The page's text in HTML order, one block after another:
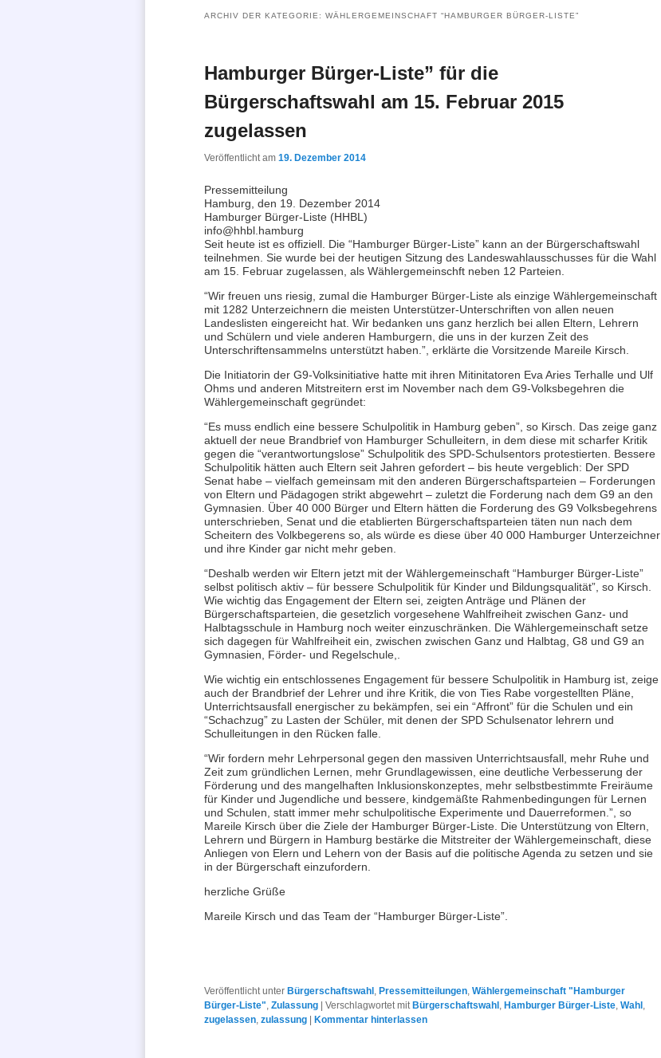
ARCHIV DER KATEGORIE:WÄHLERGEMEINSCHAFT “HAMBURGER BÜRGER-LISTE”
Hamburger Bürger-Liste” für die
Bürgerschaftswahl am 15. Februar 2015
zugelassen
Veröffentlicht am19. Dezember 2014
Pressemitteilung
Hamburg, den 19. Dezember 2014
Hamburger Bürger-Liste (HHBL)
info@hhbl.hamburg
Seit heute ist es offiziell. Die “Hamburger Bürger-Liste” kann an der Bürgerschaftswahl
teilnehmen. Sie wurde bei der heutigen Sitzung des Landeswahlausschusses für die Wahl
am 15. Februar zugelassen, als Wählergemeinschft neben 12 Parteien.
“Wir freuen uns riesig, zumal die Hamburger Bürger-Liste als einzige Wählergemeinschaft
mit 1282 Unterzeichnern die meisten Unterstützer-Unterschriften von allen neuen
Landeslisten eingereicht hat. Wir bedanken uns ganz herzlich bei allen Eltern, Lehrern
und Schülern und viele anderen Hamburgern, die uns in der kurzen Zeit des
Unterschriftensammelns unterstützt haben.”, erklärte die Vorsitzende Mareile Kirsch.
Die Initiatorin der G9-Volksinitiative hatte mit ihren Mitinitatoren Eva Aries Terhalle und Ulf
Ohms und anderen Mitstreitern erst im November nach dem G9-Volksbegehren die
Wählergemeinschaft gegründet:
“Es muss endlich eine bessere Schulpolitik in Hamburg geben”, so Kirsch. Das zeige ganz
aktuell der neue Brandbrief von Hamburger Schulleitern, in dem diese mit scharfer Kritik
gegen die “verantwortungslose” Schulpolitik des SPD-Schulsentors protestierten. Bessere
Schulpolitik hätten auch Eltern seit Jahren gefordert – bis heute vergeblich: Der SPD
Senat habe – vielfach gemeinsam mit den anderen Bürgerschaftsparteien – Forderungen
von Eltern und Pädagogen strikt abgewehrt – zuletzt die Forderung nach dem G9 an den
Gymnasien. Über 40 000 Bürger und Eltern hätten die Forderung des G9 Volksbegehrens
unterschrieben, Senat und die etablierten Bürgerschaftsparteien täten nun nach dem
Scheitern des Volkbegerens so, als würde es diese über 40 000 Hamburger Unterzeichner
und ihre Kinder gar nicht mehr geben.
“Deshalb werden wir Eltern jetzt mit der Wählergemeinschaft “Hamburger Bürger-Liste”
selbst politisch aktiv – für bessere Schulpolitik für Kinder und Bildungsqualität”, so Kirsch.
Wie wichtig das Engagement der Eltern sei, zeigten Anträge und Plänen der
Bürgerschaftsparteien, die gesetzlich vorgesehene Wahlfreiheit zwischen Ganz- und
Halbtagsschule in Hamburg noch weiter einzuschränken. Die Wählergemeinschaft setze
sich dagegen für Wahlfreiheit ein, zwischen zwischen Ganz und Halbtag, G8 und G9 an
Gymnasien, Förder- und Regelschule,.
Wie wichtig ein entschlossenes Engagement für bessere Schulpolitik in Hamburg ist, zeige
auch der Brandbrief der Lehrer und ihre Kritik, die von Ties Rabe vorgestellten Pläne,
Unterrichtsausfall energischer zu bekämpfen, sei ein “Affront” für die Schulen und ein
“Schachzug” zu Lasten der Schüler, mit denen der SPD Schulsenator lehrern und
Schulleitungen in den Rücken falle.
“Wir fordern mehr Lehrpersonal gegen den massiven Unterrichtsausfall, mehr Ruhe und
Zeit zum gründlichen Lernen, mehr Grundlagewissen, eine deutliche Verbesserung der
Förderung und des mangelhaften Inklusionskonzeptes, mehr selbstbestimmte Freiräume
für Kinder und Jugendliche und bessere, kindgemäßte Rahmenbedingungen für Lernen
und Schulen, statt immer mehr schulpolitische Experimente und Dauerreformen.”, so
Mareile Kirsch über die Ziele der Hamburger Bürger-Liste. Die Unterstützung von Eltern,
Lehrern und Bürgern in Hamburg bestärke die Mitstreiter der Wählergemeinschaft, diese
Anliegen von Elern und Lehern von der Basis auf die politische Agenda zu setzen und sie
in der Bürgerschaft einzufordern.
herzliche Grüße
Mareile Kirsch und das Team der “Hamburger Bürger-Liste”.
Veröffentlicht unter Bürgerschaftswahl ,Pressemitteilungen ,Wählergemeinschaft "Hamburger
Bürger-Liste" ,Zulassung |Verschlagwortet mit Bürgerschaftswahl ,Hamburger Bürger-Liste ,Wahl
zugelassen ,zulassung |Kommentar hinterlassen